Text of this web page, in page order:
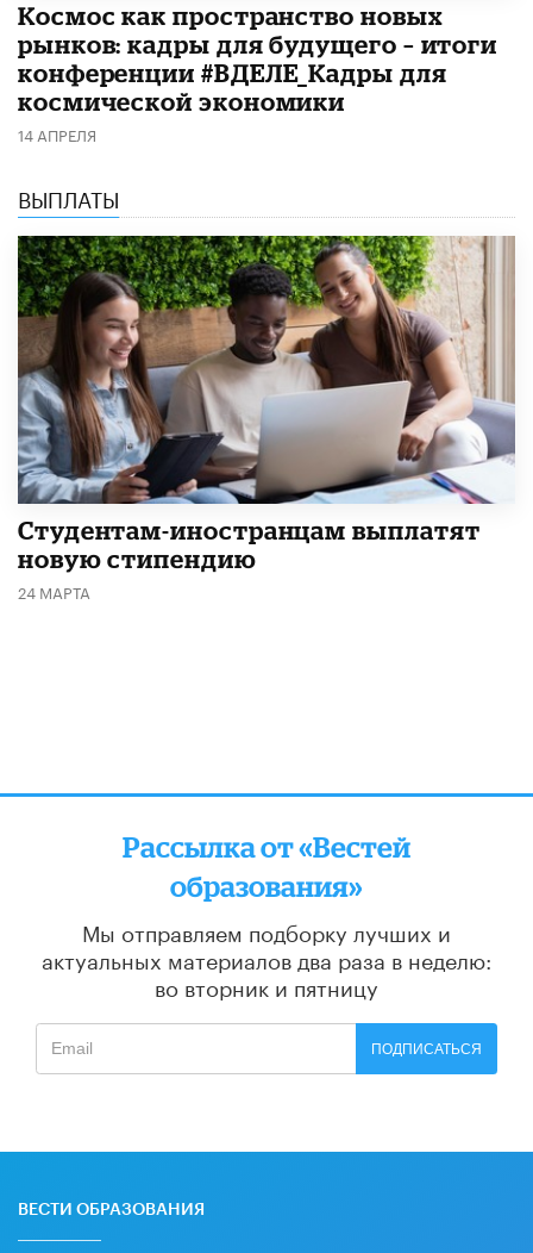
Космос как пространство новых
рынков: кадры для будущего – итоги
конференции #ВДЕЛЕ_Кадры для
космической экономики
14 АПРЕЛЯ
ВЫПЛАТЫ
Студентам-иностранцам выплатят
новую стипендию
24 МАРТА
Рассылка от «Вестей
образования»
Мы отправляем подборку лучших и
актуальных материалов два раза в неделю:
во вторник и пятницу
ПОДПИСАТЬСЯ
ВЕСТИ ОБРАЗОВАНИЯ